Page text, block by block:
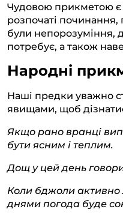
Чудовою прикметою
розпочаті
були непорозуміння,
потребує, а також
Народні
Наші предки уважно
явищами, щоб
Якщо рано вранці
бути ясним і теплим.
Дощ у цей день
Коли бджоли
днями погода буде